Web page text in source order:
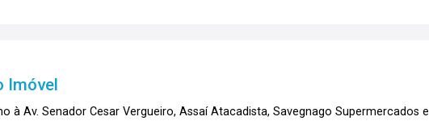
Imóvel
à Av. Senador Cesar Vergueiro, Assaí Atacadista, Savegnago Supermercados e